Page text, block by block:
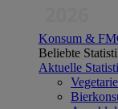
Konsum &
Beliebte
Aktuelle